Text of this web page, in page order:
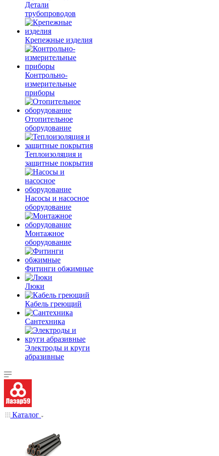
Детали
трубопроводов
Крепежные изделия
Контрольно-
измерительные
приборы
Отопительное
оборудование
Теплоизоляция и
защитные покрытия
Насосы и насосное
оборудование
Монтажное
оборудование
Фитинги обжимные
Люки
Кабель греющий
Сантехника
Электроды и круги
абразивные
Каталог